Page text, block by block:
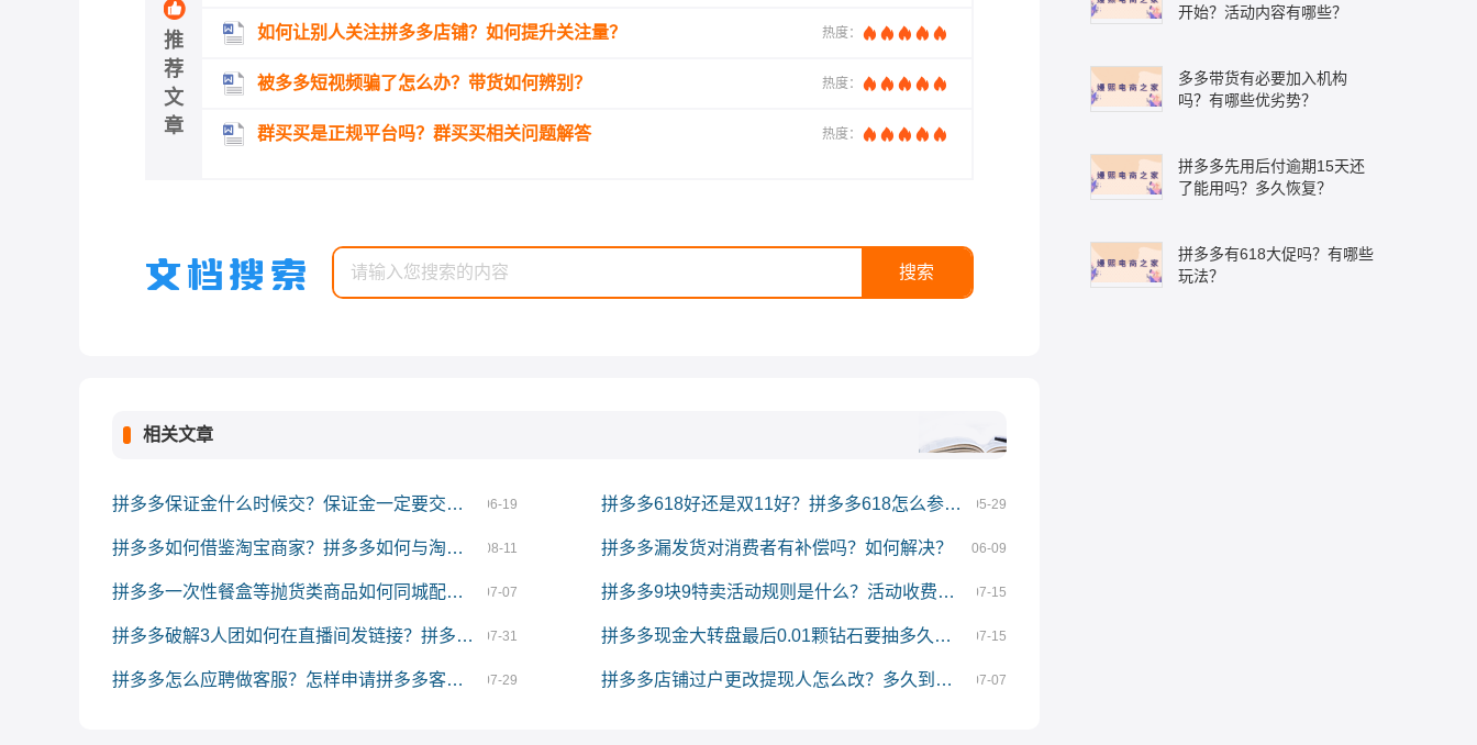
推
荐
文
章
如何让别人关注拼多多店铺？如何提升关注量？ 热度：
被多多短视频骗了怎么办？带货如何辨别？ 热度：
群买买是正规平台吗？群买买相关问题解答 热度：
相关文章
拼多多保证金什么时候交？保证金一定要交吗？ 06-19 拼多多618好还是双11好？拼多多618怎么参加？ 05-29
拼多多如何借鉴淘宝商家？拼多多如何与淘宝竞争？ 08-11 拼多多漏发货对消费者有补偿吗？如何解决？ 06-09
拼多多一次性餐盒等抛货类商品如何同城配送？ 07-07 拼多多9块9特卖活动规则是什么？活动收费吗？ 07-15
拼多多破解3人团如何在直播间发链接？拼多多3人团怎么拼团成功? 07-31 拼多多现金大转盘最后0.01颗钻石要抽多久？提现技巧是什么？ 07-15
拼多多怎么应聘做客服？怎样申请拼多多客服工作？ 07-29 拼多多店铺过户更改提现人怎么改？多久到账？ 07-07
开始？活动内容有哪些？
多多带货有必要加入机构
吗？有哪些优劣势？
拼多多先用后付逾期15天还
了能用吗？多久恢复？
拼多多有618大促吗？有哪些
玩法？